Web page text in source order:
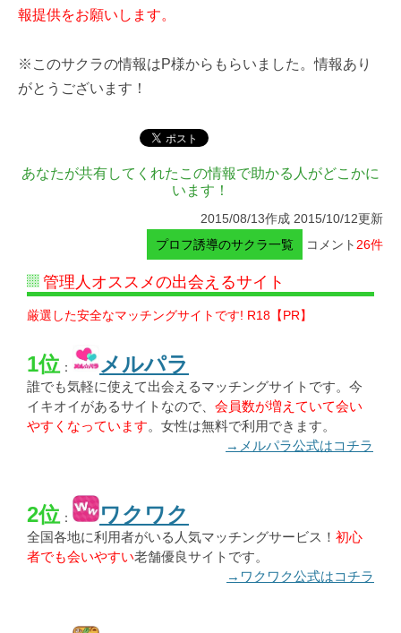
報提供をお願いします。
※このサクラの情報はP様からもらいました。情報あり
がとうございます！
あなたが共有してくれたこの情報で助かる人がどこかに
います！
2015/08/13作成 2015/10/12更新
プロフ誘導のサクラ一覧
コメント 26件
管理人オススメの出会えるサイト
厳選した安全なマッチングサイトです! R18【PR】
1位 ： メルパラ
誰でも気軽に使えて出会えるマッチングサイトです。今
イキオイがあるサイトなので、 会員数が増えていて会い
やすくなっています。女性は無料で利用できます。
→メルパラ公式はコチラ
2位 ： ワクワク
全国各地に利用者がいる人気マッチングサービス！ 初心
者でも会いやすい老舗優良サイトです。
→ワクワク公式はコチラ